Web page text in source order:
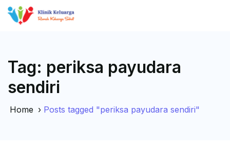
Tag: periksa payudara
sendiri
Home › Posts tagged "periksa payudara sendiri"